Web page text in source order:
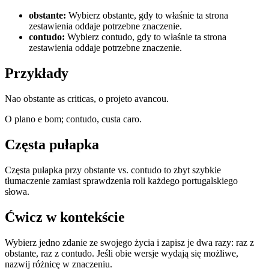
obstante: Wybierz obstante, gdy to właśnie ta strona
zestawienia oddaje potrzebne znaczenie.
contudo: Wybierz contudo, gdy to właśnie ta strona
zestawienia oddaje potrzebne znaczenie.
Przykłady
Nao obstante as criticas, o projeto avancou.
O plano e bom; contudo, custa caro.
Częsta pułapka
Częsta pułapka przy obstante vs. contudo to zbyt szybkie
tłumaczenie zamiast sprawdzenia roli każdego portugalskiego
słowa.
Ćwicz w kontekście
Wybierz jedno zdanie ze swojego życia i zapisz je dwa razy: raz z
obstante, raz z contudo. Jeśli obie wersje wydają się możliwe,
nazwij różnicę w znaczeniu.